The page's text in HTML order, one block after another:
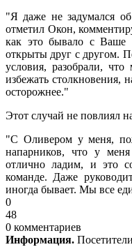
"Я даже не задумался
отметил Окон,
как это бывало с
открыты друг с другом.
условия, разобрали,
избежать столкновения,
осторожнее."
Этот случай не повлиял
"С Оливером у меня,
напарников, что у
отлично ладим, и это
команде. Даже
иногда бывает. Мы все
0
48
0 комментариев
Информация.